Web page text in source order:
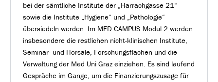
bei der sämtliche Institute der „Harrachgasse 21“
sowie die Institute „Hygiene“ und „Pathologie“
übersiedeln werden. Im MED CAMPUS Modul 2 werden
insbesondere die restlichen nicht-klinischen Institute,
Seminar- und Hörsäle, Forschungsflächen und die
Verwaltung der Med Uni Graz einziehen. Es sind laufend
Gespräche im Gange, um die Finanzierungszusage für